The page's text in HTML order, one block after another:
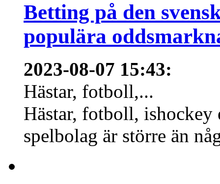
Betting på den
populära
2023-08-07 15:43:
Hästar, fotboll,...
Hästar, fotboll,
spelbolag är större än